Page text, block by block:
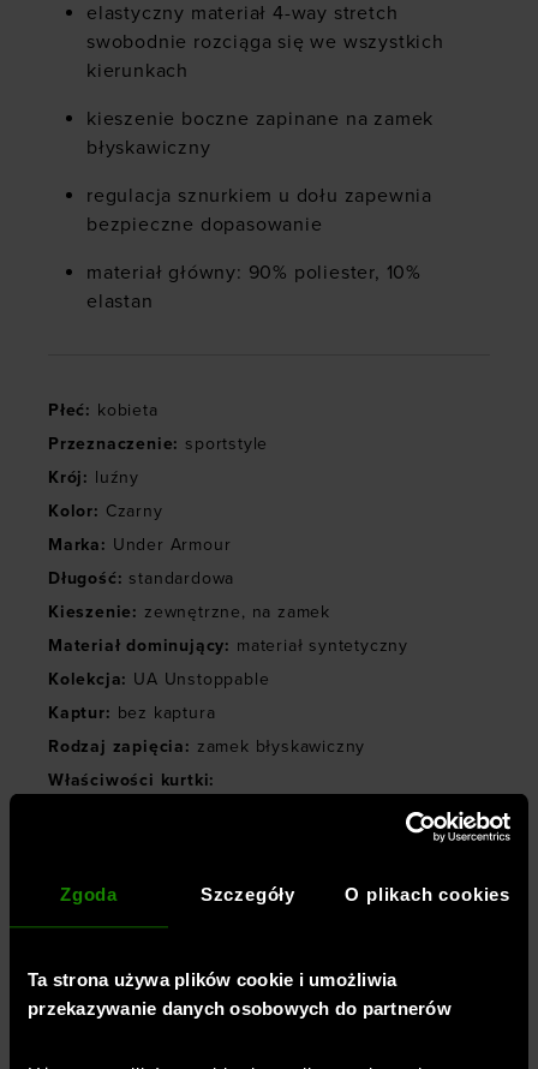
Zgoda Szczegóły O plikach cookies
Ta strona używa plików cookie i umożliwia
przekazywanie danych osobowych do partnerów
elastyczny materiał 4-way stretch
swobodnie rozciąga się we wszystkich
kierunkach
kieszenie boczne zapinane na zamek
błyskawiczny
regulacja sznurkiem u dołu zapewnia
bezpieczne dopasowanie
materiał główny: 90% poliester, 10%
elastan
Płeć: kobieta
Przeznaczenie: sportstyle
Krój: luźny
Kolor: Czarny
Marka: Under Armour
Długość: standardowa
Kieszenie: zewnętrzne, na zamek
Materiał dominujący: materiał syntetyczny
Kolekcja: UA Unstoppable
Kaptur: bez kaptura
Rodzaj zapięcia: zamek błyskawiczny
Właściwości kurtki:
regulacja obwodu,
Właściwości bluzy:
Właściwości spodni
rozciągliwy materiał 4Way Stretch